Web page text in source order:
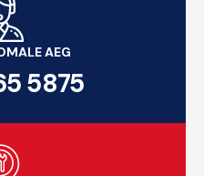
AEG
5875